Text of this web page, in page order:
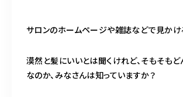
サロンのホームページや雑誌などで見かけ
漠然と髪にいいとは聞くけれど、そもそも
なのか、みなさんは知っていますか？
ACCESS